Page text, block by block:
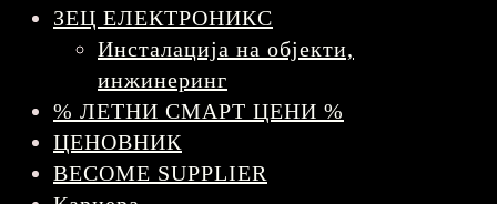
ЗЕЦ ЕЛЕКТРОНИКС
Инсталација на објекти,
инжинеринг
% ЛЕТНИ СМАРТ ЦЕНИ %
ЦЕНОВНИК
BECOME SUPPLIER